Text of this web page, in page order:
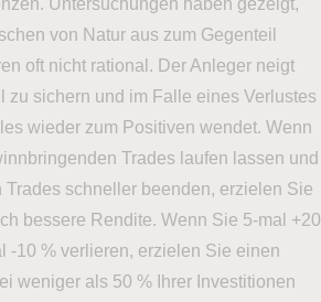
Untersuchungen haben gezeigt,
von Natur aus zum Gegenteil
oft nicht rational. Der Anleger neigt
zu sichern und im Falle eines Verlustes
wieder zum Positiven wendet. Wenn
Trades laufen lassen und
Trades schneller beenden, erzielen Sie
bessere Rendite. Wenn Sie 5-mal +20
-10 % verlieren, erzielen Sie einen
weniger als 50 % Ihrer Investitionen